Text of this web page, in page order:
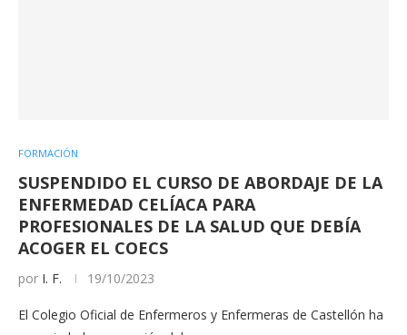
FORMACIÓN
SUSPENDIDO EL CURSO DE ABORDAJE DE LA
ENFERMEDAD CELÍACA PARA
PROFESIONALES DE LA SALUD QUE DEBÍA
ACOGER EL COECS
por I. F. 19/10/2023
El Colegio Oficial de Enfermeros y Enfermeras de Castellón ha